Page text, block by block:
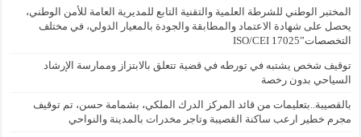
المختبر الوطني للشرطة العلمية والتقنية التابع للمديرية العامة للأمن الوطني،
يحصل على شهادة الاعتماد والمطابقة والجودة بالمعيار الدولي، في مختلف
التخصصات”ISO/CEI 17025
توقيف شخص يشتبه في تورطه في قضية تتعلق بالابتزاز وممارسة الإرشاد
السياحي بدون رخصة
بالقصيبة..بتعليمات من قائد المركز الدرك الملكي، بشمامة حسن، تم توقيف
مجرم خطير ارعب ساكنة القصيبة وتاجر مخدرات بالمدينة والنواحي